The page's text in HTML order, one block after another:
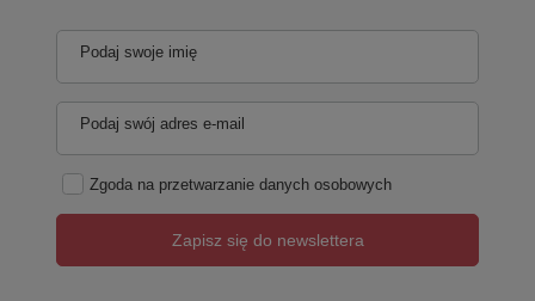
Podaj swoje imię
Podaj swój adres e-mail
Zgoda na przetwarzanie danych osobowych
Zapisz się do newslettera